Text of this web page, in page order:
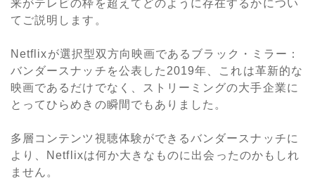
来がテレビの枠を超えてどのように存在するかについ
てご説明します。
Netflixが選択型双方向映画であるブラック・ミラー：
バンダースナッチを公表した2019年、これは革新的な
映画であるだけでなく、ストリーミングの大手企業に
とってひらめきの瞬間でもありました。
多層コンテンツ視聴体験ができるバンダースナッチに
より、Netflixは何か大きなものに出会ったのかもしれ
ません。